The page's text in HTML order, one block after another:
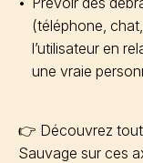
(téléphone,
l’utilisateur en
une vraie
👉 Découvrez
Sauvage sur ces